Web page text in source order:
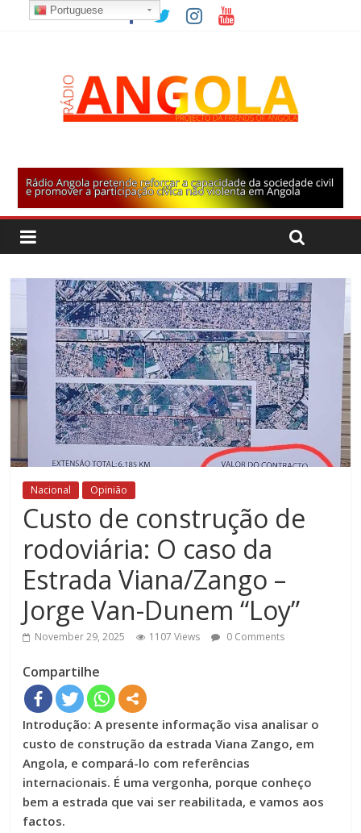
Nacional Opinião
Custo de construção de
rodoviária: O caso da
Estrada Viana/Zango –
Jorge Van-Dunem “Loy”
November 29, 2025 1107 Views 0 Comments
Compartilhe
Introdução: A presente informação visa analisar o
custo de construção da estrada Viana Zango, em
Angola, e compará-lo com referências
internacionais. É uma vergonha, porque conheço
bem a estrada que vai ser reabilitada, e vamos aos
factos.
Portuguese